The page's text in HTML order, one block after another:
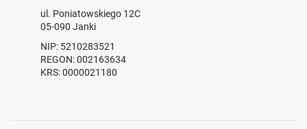
ul. Poniatowskiego 12C
05-090 Janki
NIP: 5210283521
REGON: 002163634
KRS: 0000021180